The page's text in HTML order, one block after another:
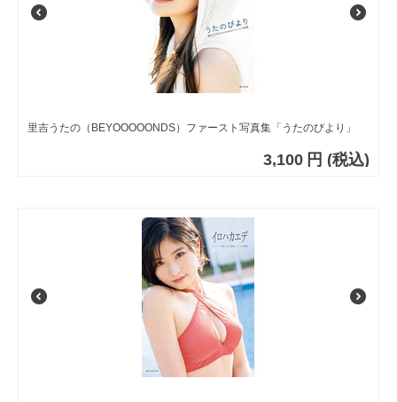
里吉うたの（BEYOOOOONDS）ファースト写真集「うたのびより」
3,100 円 (税込)